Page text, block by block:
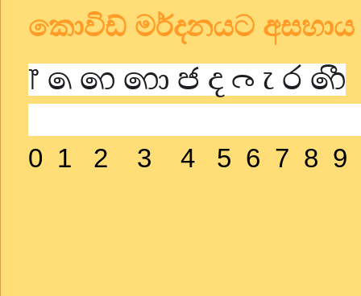
කොවිඩ් මර්දනයට අසහාය
෦ ෧ ෨ ෩ ෪ ෫ ෬ ෭ ෮ ෯
0 1 2 3 4 5 6 7 8 9